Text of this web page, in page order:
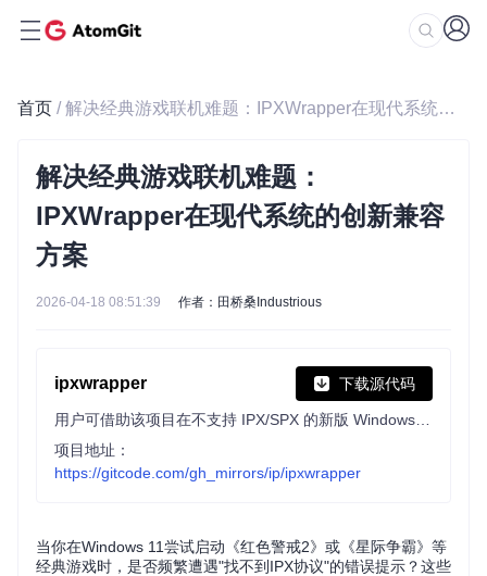
首页 / 解决经典游戏联机难题：IPXWrapper在现代系统的创新兼容方案
解决经典游戏联机难题：
IPXWrapper在现代系统的创新兼容
方案
2026-04-18 08:51:39 作者：田桥桑Industrious
ipxwrapper 下载源代码
项目地址：
https://gitcode.com/gh_mirrors/ip/ipxwrapper
当你在Windows 11尝试启动《红色警戒2》或《星际争霸》等
经典游戏时，是否频繁遭遇"找不到IPX协议"的错误提示？这些